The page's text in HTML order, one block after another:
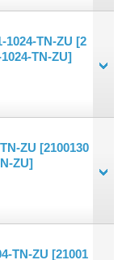
1024-TN-ZU [2
TN-ZU]
ZU [2100130
ZU]
TN-ZU [21001